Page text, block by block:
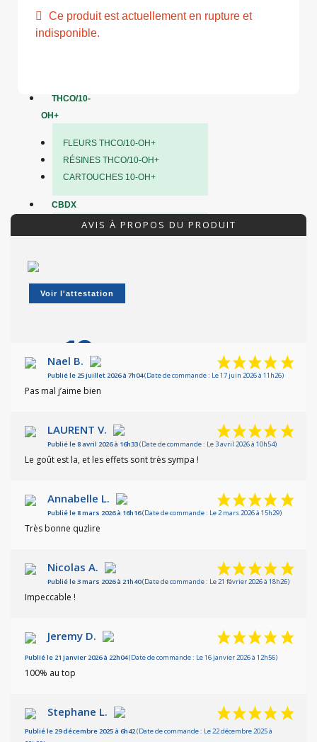
THCO/10-
OH+
FLEURS THCO/10-OH+
RÉSINES THCO/10-OH+
CARTOUCHES 10-OH+
CBDX
FLEURS N10
RÉSINES N10
CARTOUCHES N10
BONBONS DELTA-9
N10
PREMIUM
BEAUTÉ
ACCESSOI
RES
X
Ce produit est actuellement en rupture et
indisponible.
AVIS À PROPOS DU PRODUIT
Voir l'attestation
10/10
Nael B.
Publié le 25 juillet 2026 à 7h04(Date de commande : Le 17 juin 2026 à 11h26)
Pas mal j’aime bien
LAURENT V.
Publié le 8 avril 2026 à 16h33(Date de commande : Le 3 avril 2026 à 10h54)
Le goût est la, et les effets sont très sympa !
Annabelle L.
Publié le 8 mars 2026 à 16h16(Date de commande : Le 2 mars 2026 à 15h29)
Très bonne quzlire
Nicolas A.
Publié le 3 mars 2026 à 21h40(Date de commande : Le 21 février 2026 à 18h26)
Impeccable !
Jeremy D.
Publié le 21 janvier 2026 à 22h04(Date de commande : Le 16 janvier 2026 à 12h56)
100% au top
Stephane L.
Publié le 29 décembre 2025 à 6h42(Date de commande : Le 22 décembre 2025 à